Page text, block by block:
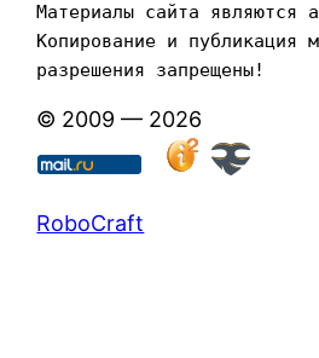
Материалы сайта являются
Копирование и публикация
разрешения запрещены!
© 2009 — 2026
RoboCraft